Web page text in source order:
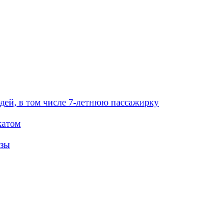
в том числе 7-летнюю пассажирку